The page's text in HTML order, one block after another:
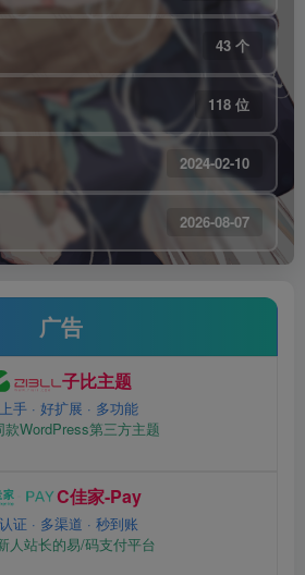
43 个
118 位
2024-02-10
2026-08-07
广告
子比主题
手 · 好扩展 · 多功能
款WordPress第三方主题
C佳家-Pay
证 · 多渠道 · 秒到账
人站长的易/码支付平台